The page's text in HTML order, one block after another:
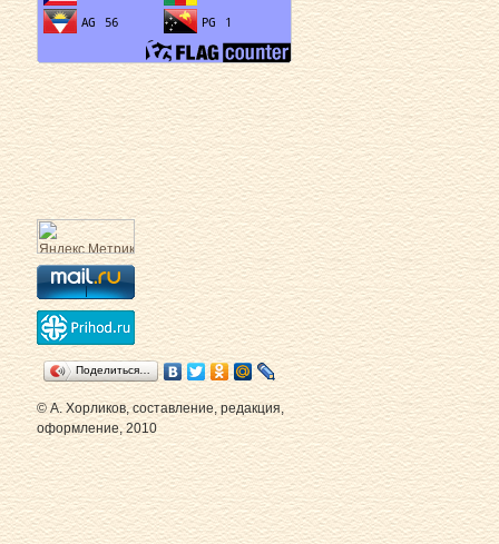
Поделиться…
© А. Хорликов, составление, редакция,
оформление, 2010